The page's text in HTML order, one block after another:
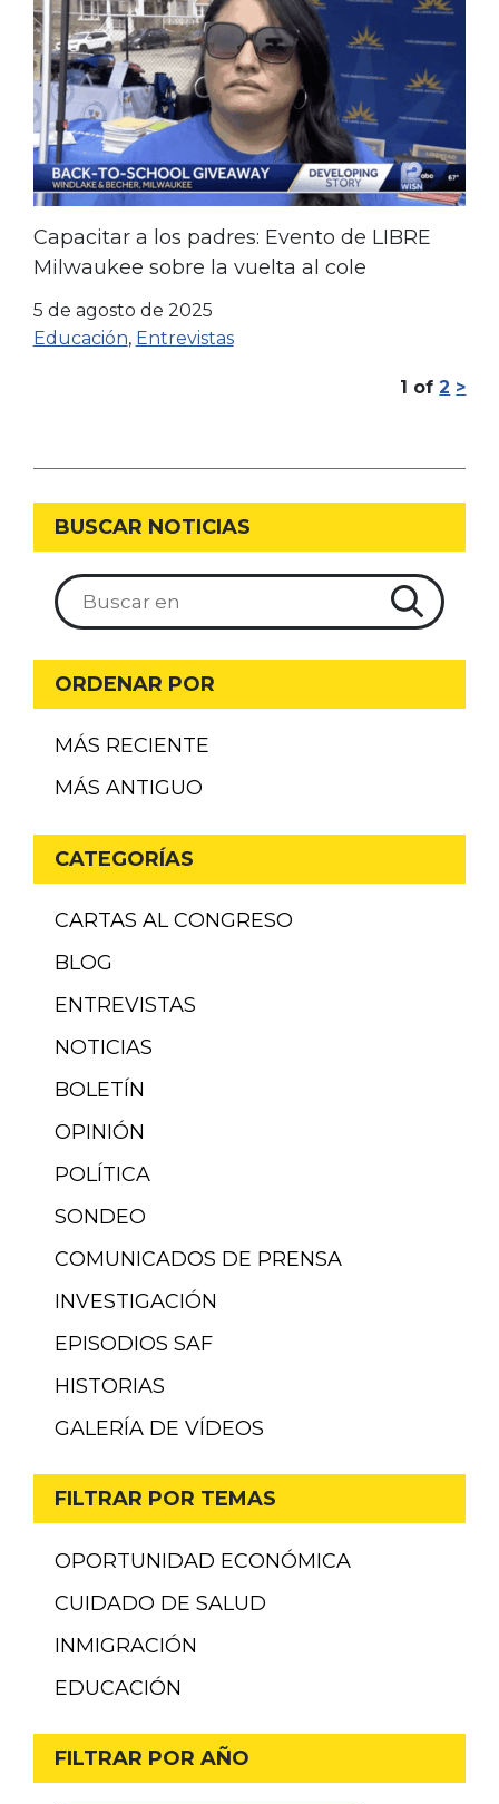
Capacitar a los padres: Evento de LIBRE
Milwaukee sobre la vuelta al cole
5 de agosto de 2025
Educación, Entrevistas
1 of 2 >
BUSCAR NOTICIAS
ORDENAR POR
MÁS RECIENTE
MÁS ANTIGUO
CATEGORÍAS
CARTAS AL CONGRESO
BLOG
ENTREVISTAS
NOTICIAS
BOLETÍN
OPINIÓN
POLÍTICA
SONDEO
COMUNICADOS DE PRENSA
INVESTIGACIÓN
EPISODIOS SAF
HISTORIAS
GALERÍA DE VÍDEOS
FILTRAR POR TEMAS
OPORTUNIDAD ECONÓMICA
CUIDADO DE SALUD
INMIGRACIÓN
EDUCACIÓN
FILTRAR POR AÑO